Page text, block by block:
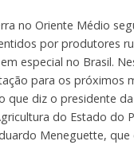
no Oriente Médio
por produtores
especial no Brasil.
para os próximos
que diz o presidente da
do Estado do
Meneguette, que